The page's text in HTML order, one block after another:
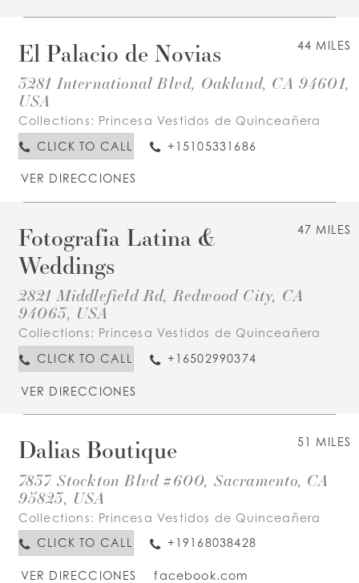
44 MILES
El Palacio de Novias
3281 International Blvd, Oakland, CA 94601,
USA
Collections: Princesa Vestidos de Quinceañera
CLICK TO CALL
+15105331686
VER DIRECCIONES
47 MILES
Fotografia Latina &
Weddings
2821 Middlefield Rd, Redwood City, CA
94063, USA
Collections: Princesa Vestidos de Quinceañera
CLICK TO CALL
+16502990374
VER DIRECCIONES
51 MILES
Dalias Boutique
7837 Stockton Blvd #600, Sacramento, CA
95823, USA
Collections: Princesa Vestidos de Quinceañera
CLICK TO CALL
+19168038428
VER DIRECCIONES facebook.com